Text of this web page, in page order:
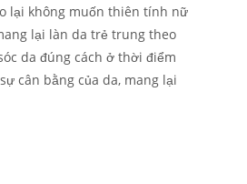
lại không muốn thiên tính nữ
lại làn da trẻ trung theo
da đúng cách ở thời điểm
cân bằng của da, mang lại